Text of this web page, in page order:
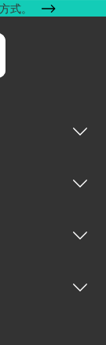
式。